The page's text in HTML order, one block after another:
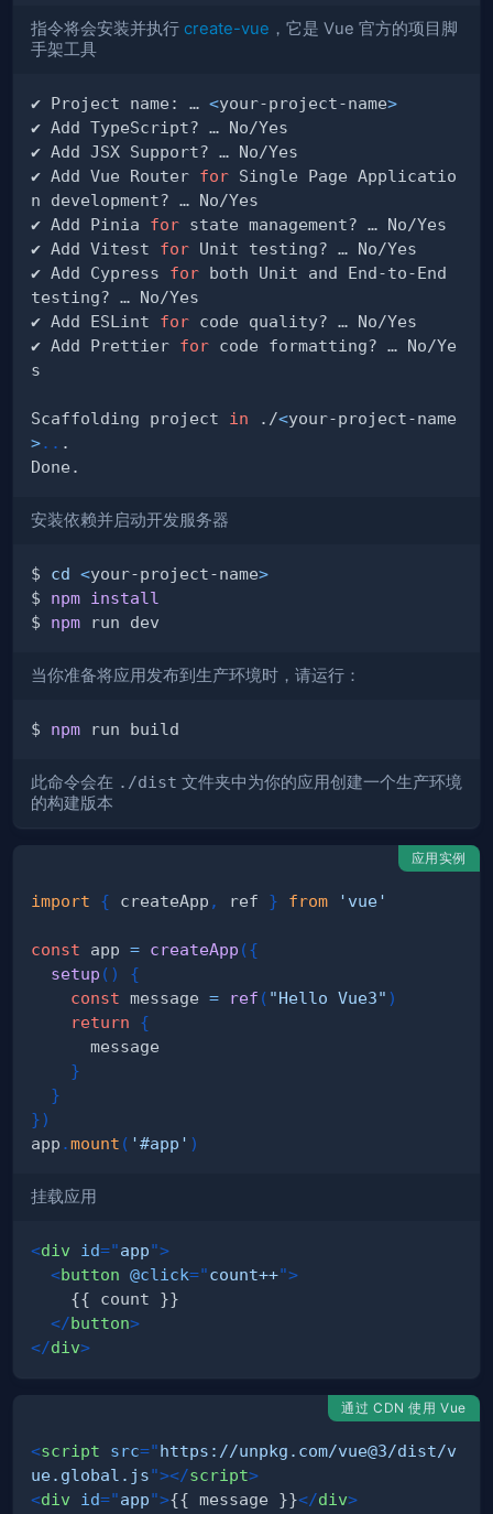
指令将会安装并执行 create-vue ，它是 Vue 官方的项目脚
手架工具
✔ Project name: … <your-project-name>
✔ Add Vue Router for Single Page Applicatio
✔ Add Pinia for
✔ Add Vitest for
✔ Add Cypress for both Unit and End-to-End
✔ Add ESLint for
✔ Add Prettier for code formatting? … No/Ye
Scaffolding project in ./<your-project-name
>..
安装依赖并启动开发服务器
$ cd <your-project-name>
$ npm install
$ npm
当你准备将应用发布到生产环境时，请运行：
$ npm
此命令会在 ./dist 文件夹中为你的应用创建一个生产环境
的构建版本
应用实例
import { createApp , ref } from 'vue'
const app = createApp ({
setup ( )
{
const message = ref ( "Hello Vue3" )
return
{
}
}
})
app .mount ( '#app' )
挂载应用
<div id="app">
<button @click="count++">
</button>
</div>
通过 CDN 使用 Vue
<script src="https://unpkg.com/vue@3/dist/v
ue.global.js"></script>
<div id="app">{{ message }}</div>